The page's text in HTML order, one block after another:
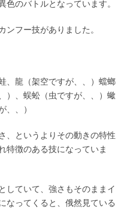
のバトルとなっています。
ンフー技がありました。
、龍（架空ですが、、）蟷螂
）、蜈蚣（虫ですが、、）蠍
、、）
、というよりその動きの特性
特徴のある技になっていま
していて、強さもそのままイ
なってくると、俄然見ている